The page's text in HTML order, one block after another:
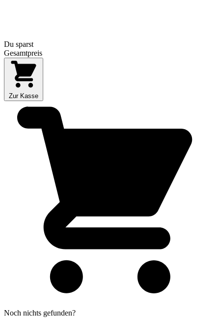
Du sparst
Gesamtpreis
Zur Kasse
Noch nichts gefunden?